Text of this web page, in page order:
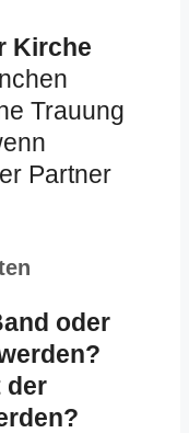
Kirche
Trauung
Partner
oder
der